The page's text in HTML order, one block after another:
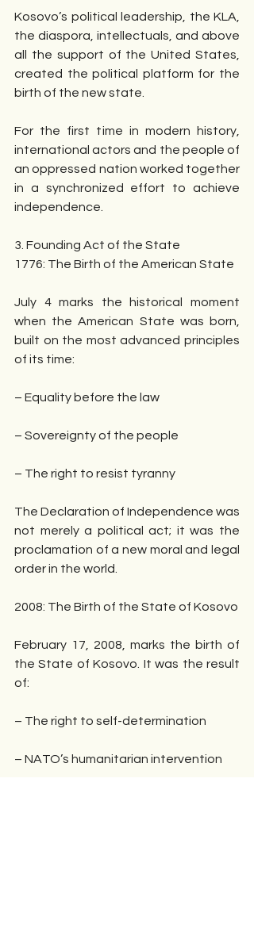
Kosovo’s political leadership, the KLA,
the diaspora, intellectuals, and above
all the support of the United States,
created the political platform for the
birth of the new state.
For the first time in modern history,
international actors and the people of
an oppressed nation worked together
in a synchronized effort to achieve
independence.
3. Founding Act of the State
1776: The Birth of the American State
July 4 marks the historical moment
when the American State was born,
built on the most advanced principles
of its time:
– Equality before the law
– Sovereignty of the people
– The right to resist tyranny
The Declaration of Independence was
not merely a political act; it was the
proclamation of a new moral and legal
order in the world.
2008: The Birth of the State of Kosovo
February 17, 2008, marks the birth of
the State of Kosovo. It was the result
of:
– The right to self-determination
– NATO’s humanitarian intervention